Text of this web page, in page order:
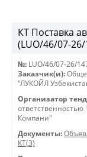
КТ Поставка
(LUO/46/07-
№: LUO/46/07-26/
Заказчик(и):
"ЛУКОЙЛ
Организатор
Компани"
Документы:
КТ(3)